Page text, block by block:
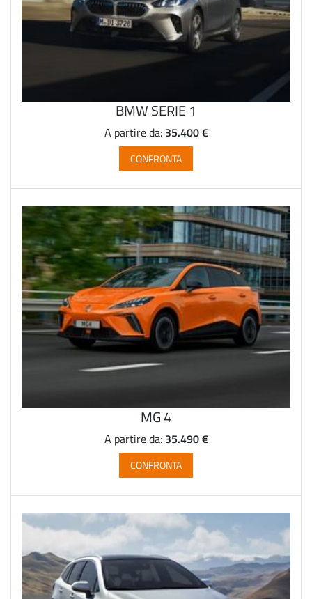
BMW SERIE 1
A partire da: 35.400 €
CONFRONTA
MG 4
A partire da: 35.490 €
CONFRONTA